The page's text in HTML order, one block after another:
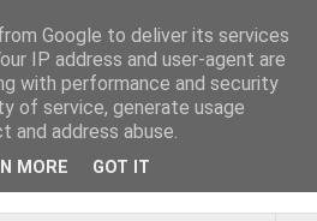
-
SEO
Google to deliver its services
IP address and user-agent are
with performance and security
of service, generate usage
address abuse.
MORE GOT IT